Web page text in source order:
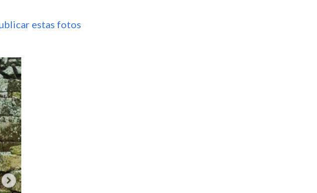
estas fotos